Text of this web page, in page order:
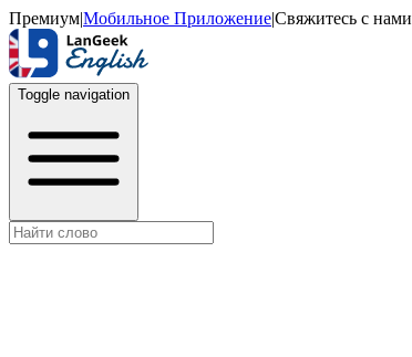
Премиум|Мобильное Приложение|Свяжитесь с нами
Toggle navigation